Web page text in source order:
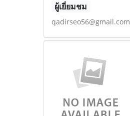
ผู้เยี่ยมชม
qadirseo56@gmail.com